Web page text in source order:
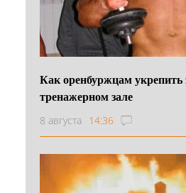
Как оренбуржцам укрепить
тренажерном зале
8 августа 14:36